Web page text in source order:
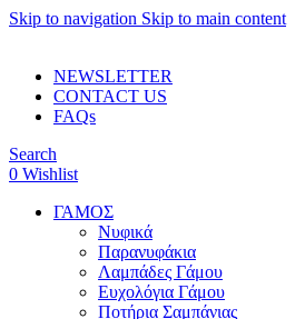
Skip to navigation Skip to main content
NEWSLETTER
CONTACT US
FAQs
Search
0 Wishlist
ΓΑΜΟΣ
Νυφικά
Παρανυφάκια
Λαμπάδες Γάμου
Ευχολόγια Γάμου
Ποτήρια Σαμπάνιας